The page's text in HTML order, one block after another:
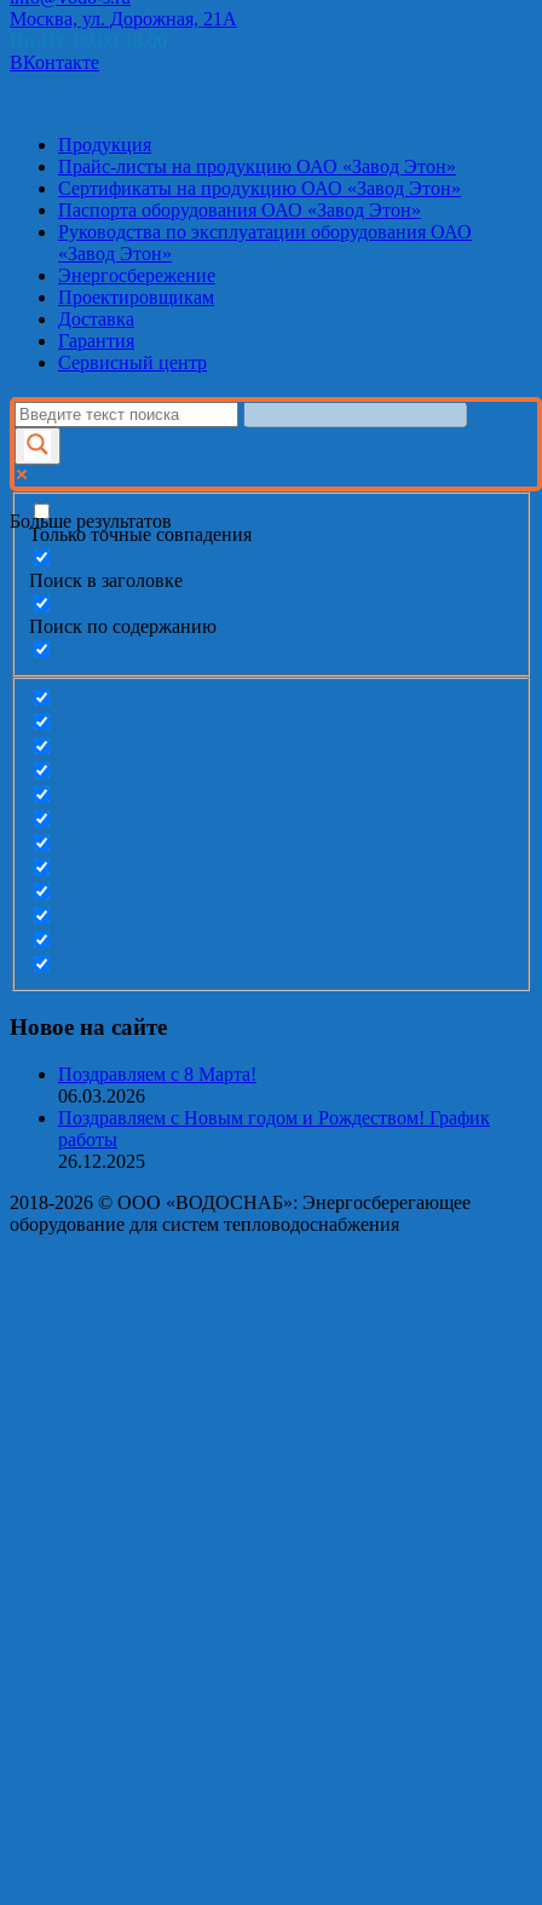
Москва, ул. Дорожная, 21А
ВКонтакте
Продукция
Прайс-листы на продукцию ОАО «Завод Этон»
Сертификаты на продукцию ОАО «Завод Этон»
Паспорта оборудования ОАО «Завод Этон»
Руководства по эксплуатации оборудования ОАО
«Завод Этон»
Энергосбережение
Проектировщикам
Доставка
Гарантия
Сервисный центр
Больше результатов
Только точные совпадения
Поиск в заголовке
Поиск по содержанию
Новое на сайте
Поздравляем с 8 Марта!
06.03.2026
Поздравляем с Новым годом и Рождеством! График
работы
26.12.2025
2018-2026 © OOO «ВОДОСНАБ»: Энергосберегающее
оборудование для систем тепловодоснабжения